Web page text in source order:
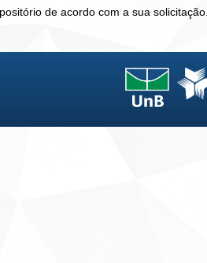
de acordo com a sua solicitação.